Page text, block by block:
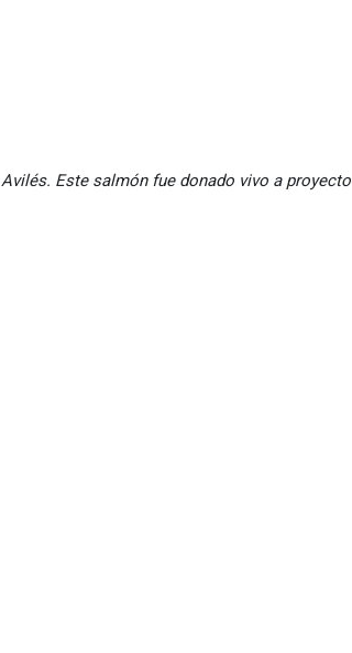
Este salmón fue donado vivo a proyecto